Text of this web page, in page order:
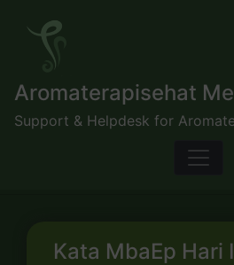
content
Aromaterapisehat
Support & Helpdesk for
Kata MbaEp Hari